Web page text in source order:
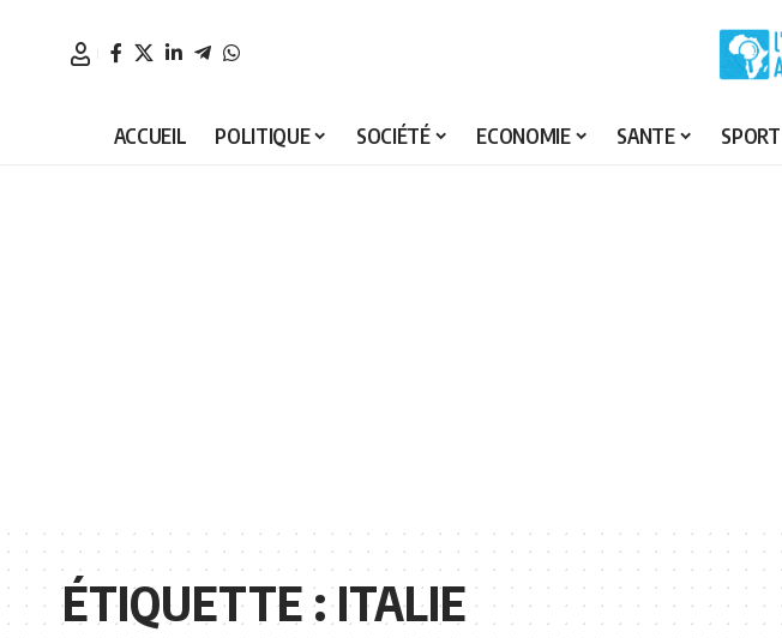
ACCUEIL POLITIQUE SOCIÉTÉ ECONOMIE SANTE SPORT
ÉTIQUETTE :ITALIE